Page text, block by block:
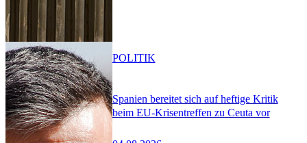
Spanien bereitet sich auf heftige Kritik
beim EU-Krisentreffen zu Ceuta vor
POLITIK